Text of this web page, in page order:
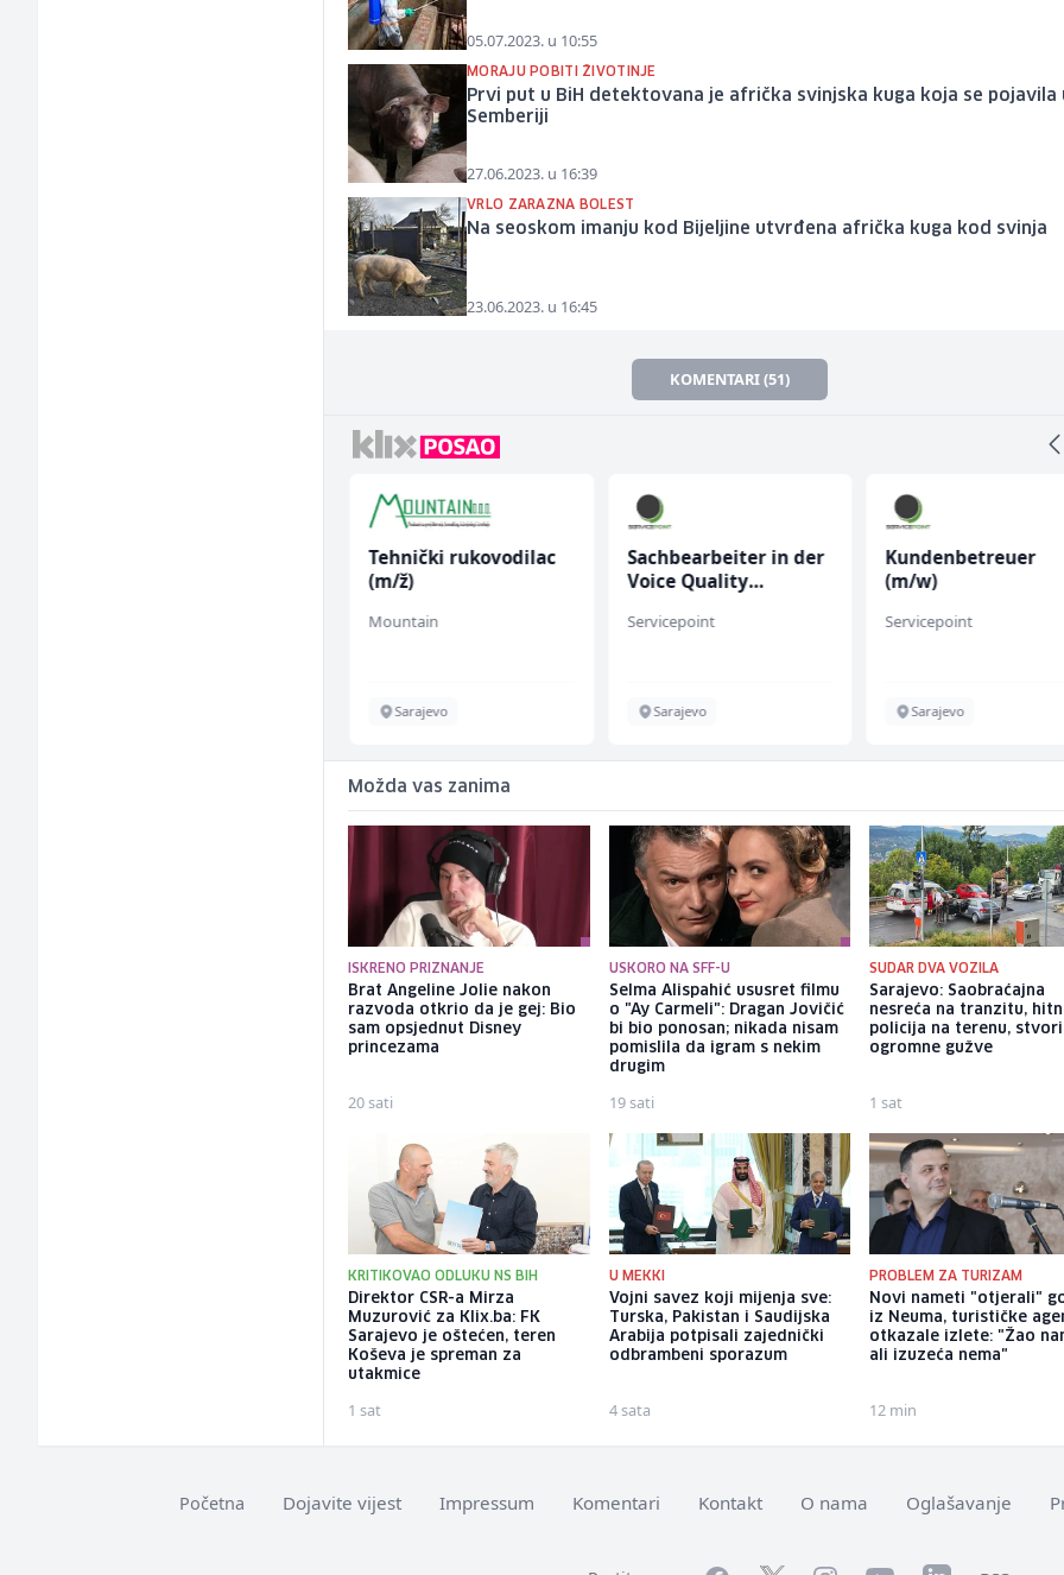
05.07.2023. u 10:55
MORAJU POBITI ŽIVOTINJE
Prvi put u BiH detektovana je afrička svinjska kuga koja se pojavila
Semberiji
27.06.2023. u 16:39
VRLO ZARAZNA BOLEST
Na seoskom imanju kod Bijeljine utvrđena afrička kuga kod svinja
23.06.2023. u 16:45
KOMENTARI (51)
Tehnički rukovodilac
(m/ž)
Mountain
Sarajevo
Sachbearbeiter in der
Voice Quality
Servicepoint
Sarajevo
Kundenbetreuer
(m/w)
Servicepoint
Sarajevo
Možda vas zanima
ISKRENO PRIZNANJE
Brat Angeline Jolie nakon
razvoda otkrio da je gej: Bio
sam opsjednut Disney
princezama
20 sati
USKORO NA SFF-U
Selma Alispahić ususret filmu
o "Ay Carmeli": Dragan Jovičić
bi bio ponosan; nikada nisam
pomislila da igram s nekim
drugim
19 sati
SUDAR DVA VOZILA
Sarajevo: Saobraćajna
nesreća na tranzitu,
policija na terenu,
ogromne gužve
1 sat
KRITIKOVAO ODLUKU NS BIH
Direktor CSR-a Mirza
Muzurović za Klix.ba: FK
Sarajevo je oštećen, teren
Koševa je spreman za
utakmice
1 sat
U MEKKI
Vojni savez koji mijenja sve:
Turska, Pakistan i Saudijska
Arabija potpisali zajednički
odbrambeni sporazum
4 sata
PROBLEM ZA TURIZAM
Novi nameti "otjerali"
iz Neuma, turističke
otkazale izlete: "Žao
ali izuzeća nema"
12 min
Početna Dojavite vijest Impressum Komentari Kontakt O nama Oglašavanje